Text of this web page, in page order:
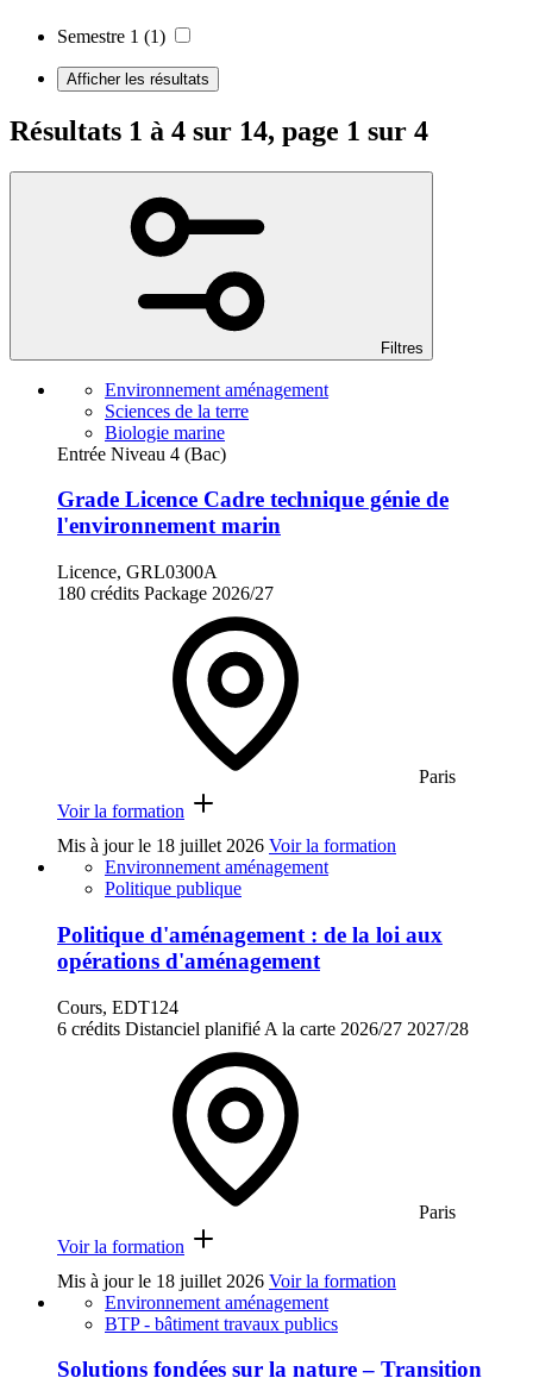
Semestre 1 (1)
Afficher les résultats
Résultats 1 à 4 sur 14, page 1 sur 4
Filtres
Environnement aménagement
Sciences de la terre
Biologie marine
Entrée Niveau 4 (Bac)
Grade Licence Cadre technique génie de
l'environnement marin
Licence, GRL0300A
180 crédits Package 2026/27
Paris
Voir la formation
Mis à jour le 18 juillet 2026 Voir la formation
Environnement aménagement
Politique publique
Politique d'aménagement : de la loi aux
opérations d'aménagement
Cours, EDT124
6 crédits Distanciel planifié A la carte 2026/27 2027/28
Paris
Voir la formation
Mis à jour le 18 juillet 2026 Voir la formation
Environnement aménagement
BTP - bâtiment travaux publics
Solutions fondées sur la nature – Transition